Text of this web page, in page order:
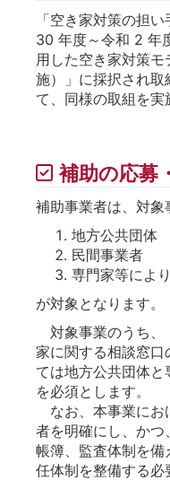
「空き家対策の担
30 年度～令和 2 年
用した空き家対策
施）」に採択され
て、同様の取組を実
補助の応募
補助事業者は、対象
地方公共団体
民間事業者
専門家等によ
が対象となります。
対象事業のうち、
家に関する相談窓
ては地方公共団体と
を必須とします。
なお、本事業にお
者を明確にし、か
帳簿、監査体制を
任体制を整備する必